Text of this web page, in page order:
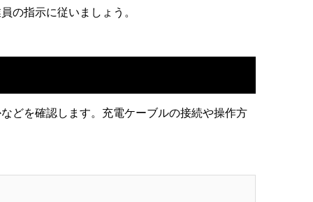
の指示に従いましょう。
どを確認します。充電ケーブルの接続や操作方